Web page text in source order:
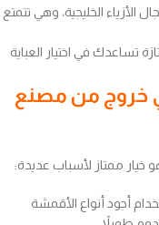
الخليجية، وهي تتمتع
تساعدك في اختيار العباية
خروج من مصنع
خيار ممتاز لأسباب عديدة:
أجود أنواع الأقمشة